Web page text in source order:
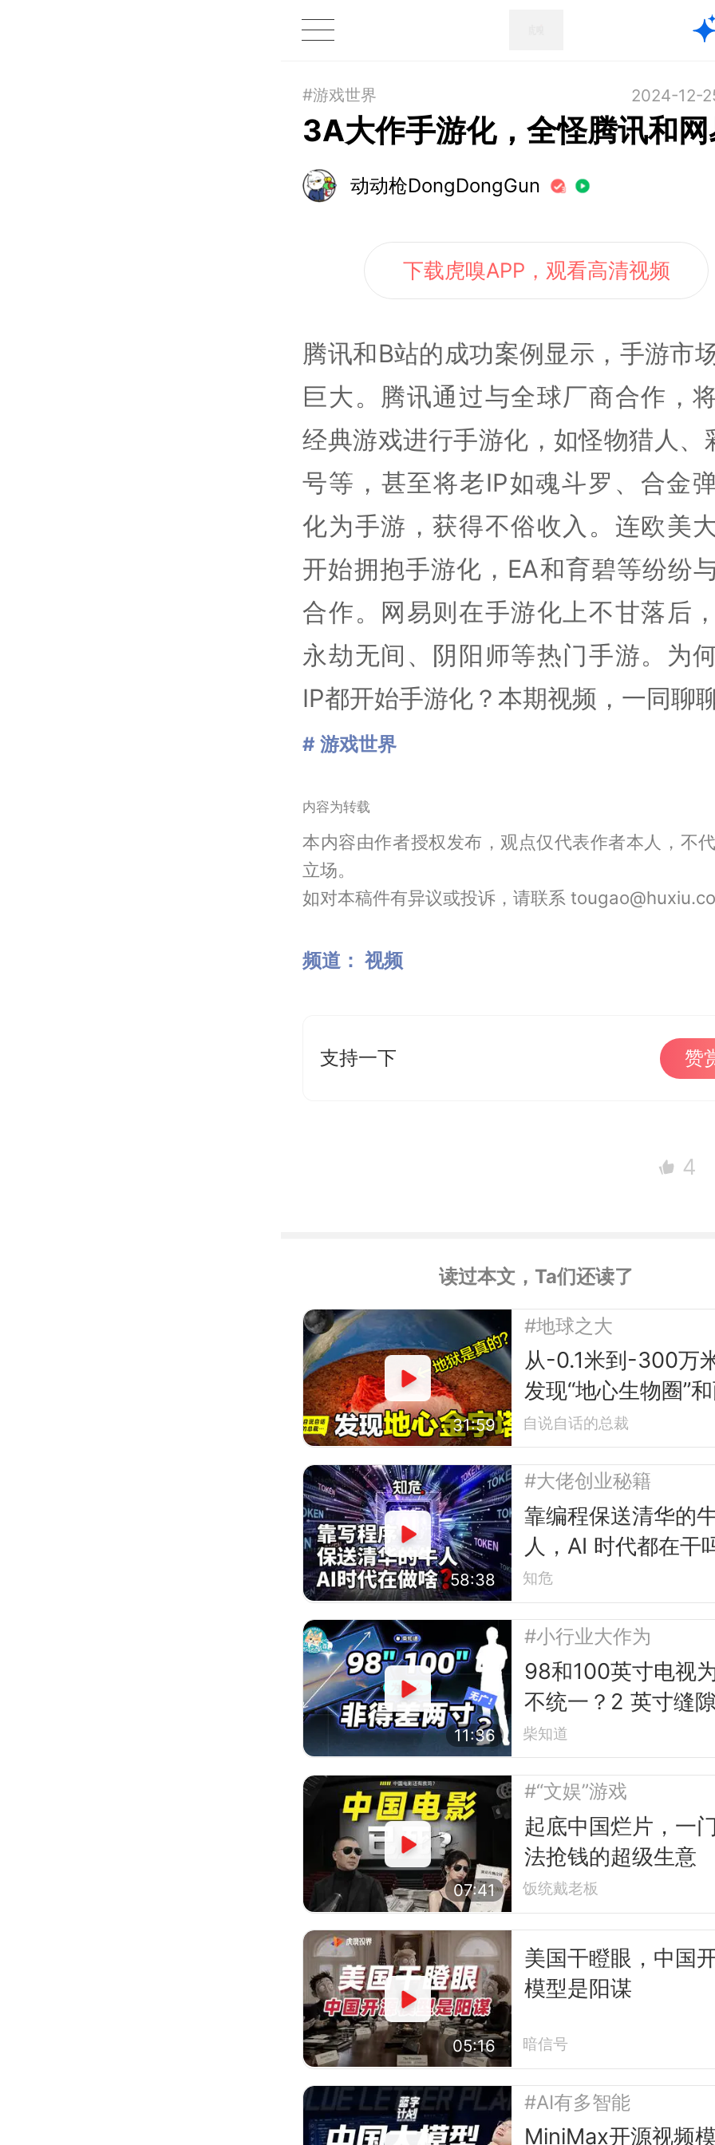
#游戏世界 2024-12-
3A大作手游化，全怪腾讯和网
动动枪DongDongGun
下载虎嗅APP，观看高清视频
腾讯和B站的成功案例显示，手游市
巨大。腾讯通过与全球厂商合作，
经典游戏进行手游化，如怪物猎人、
号等，甚至将老IP如魂斗罗、合金
化为手游，获得不俗收入。连欧美
开始拥抱手游化，EA和育碧等纷纷
合作。网易则在手游化上不甘落后
永劫无间、阴阳师等热门手游。为
IP都开始手游化？本期视频，一同聊聊
# 游戏世界
内容为转载
本内容由作者授权发布，观点仅代表作者本人，不
立场。
如对本稿件有异议或投诉，请联系
频道： 视频
支持一下 赞
4
读过本文，Ta们还读了
31:59
#地球之大
从-0.1米到-300万
发现“地心生物圈”
座“地心金字塔”
自说自话的总裁
58:38
#大佬创业秘籍
靠编程保送清华的
人，AI 时代都在干
知危
11:36
#小行业大作为
98和100英寸电视
不统一？2 英寸缝
的行业故事
柴知道
07:41
#“文娱”游戏
起底中国烂片，一
法抢钱的超级生意
饭统戴老板
05:16
美国干瞪眼，中国
模型是阳谋
暗信号
#AI有多智能
MiniMax开源视频模